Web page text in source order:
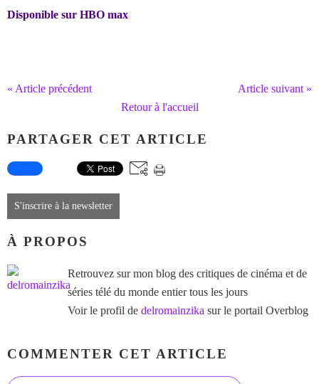
Disponible sur HBO max
« Article précédent
Article suivant »
Retour à l'accueil
PARTAGER CET ARTICLE
S'inscrire à la newsletter
À PROPOS
Retrouvez sur mon blog des critiques de cinéma et de
séries télé du monde entier tous les jours
Voir le profil de delromainzika sur le portail Overblog
COMMENTER CET ARTICLE